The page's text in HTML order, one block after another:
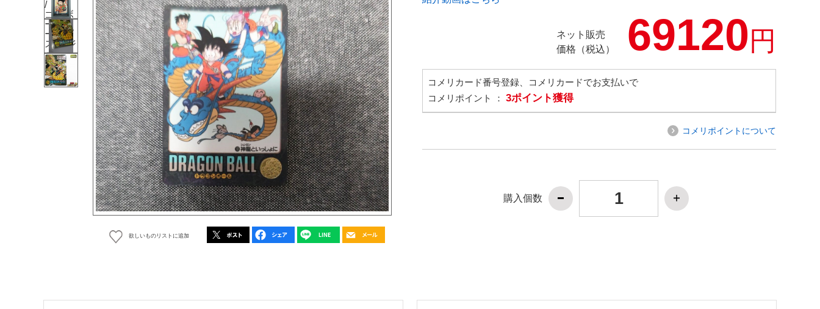
欲しいものリストに追加
ネット販売
価格（税込）
69120円
コメリカード番号登録、コメリカードでお支払いで
コメリポイント ： 3ポイント獲得
コメリポイントについて
購入個数